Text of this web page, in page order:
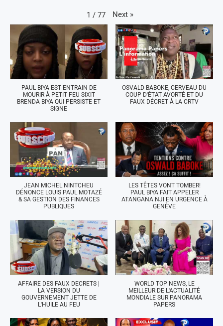
1 / 77 Next »
PAUL BIYA EST ENTRAIN DE
MOURIR À PETIT FEU SIXIT
BRENDA BIYA QUI PERSISTE ET
SIGNE
OSVALD BABOKE, CERVEAU DU
COUP D'ÉTAT AVORTÉ ET DU
FAUX DÉCRET À LA CRTV
JEAN MICHEL NINTCHEU
DÉNONCE LOUIS PAUL MOTAZÉ
& SA GESTION DES FINANCES
PUBLIQUES
LES TÊTES VONT TOMBER!
PAUL BIYA FAIT APPELER
ATANGANA NJI EN URGENCE À
GENÈVE
AFFAIRE DES FAUX DECRETS |
LA VERSION DU
GOUVERNEMENT JETTE DE
L'HUILE AU FEU
WORLD TOP NEWS, LE
MEILLEUR DE L'ACTUALITÉ
MONDIALE SUR PANORAMA
PAPERS